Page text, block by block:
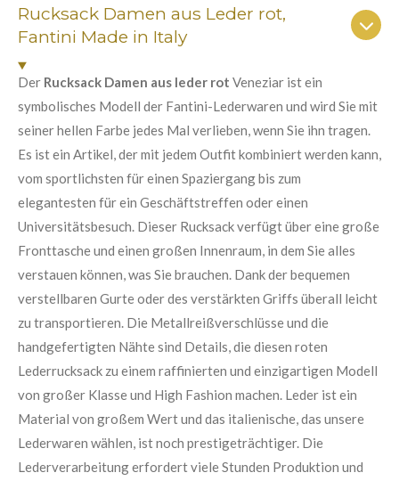
u
n
g
:
5
S
t
e
r
n
e
n n
e
n
e
n
e
n
e
a
b
s
n
d
e
n
Rucksack Damen aus Leder rot,
Fantini Made in Italy
Der Rucksack Damen aus leder rot Veneziar ist ein
symbolisches Modell der Fantini-Lederwaren und wird Sie mit
seiner hellen Farbe jedes Mal verlieben, wenn Sie ihn tragen.
Es ist ein Artikel, der mit jedem Outfit kombiniert werden kann,
vom sportlichsten für einen Spaziergang bis zum
elegantesten für ein Geschäftstreffen oder einen
Universitätsbesuch. Dieser Rucksack verfügt über eine große
Fronttasche und einen großen Innenraum, in dem Sie alles
verstauen können, was Sie brauchen. Dank der bequemen
verstellbaren Gurte oder des verstärkten Griffs überall leicht
zu transportieren. Die Metallreißverschlüsse und die
handgefertigten Nähte sind Details, die diesen roten
Lederrucksack zu einem raffinierten und einzigartigen Modell
von großer Klasse und High Fashion machen. Leder ist ein
Material von großem Wert und das italienische, das unsere
Lederwaren wählen, ist noch prestigeträchtiger. Die
Lederverarbeitung erfordert viele Stunden Produktion und